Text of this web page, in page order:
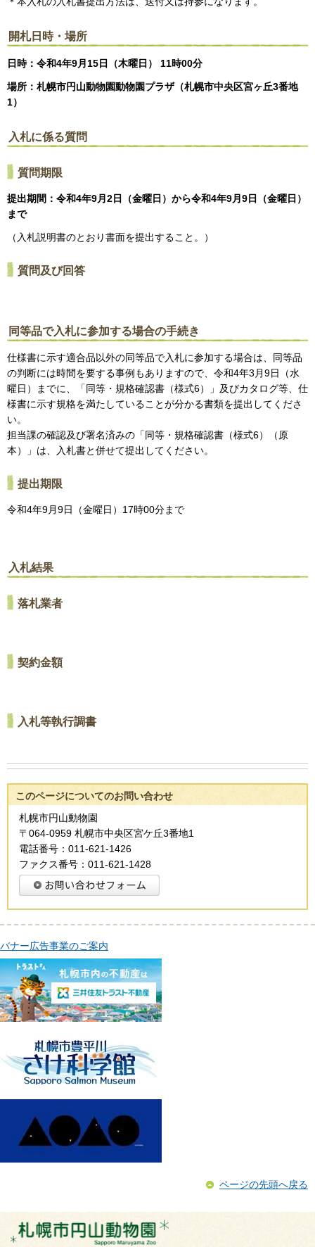
開札日時・場所
日時：令和4年9月15日（木曜日） 11時00分
場所：札幌市円山動物園動物園プラザ（札幌市中央区宮ヶ丘3番地
1）
入札に係る質問
質問期限
提出期間：令和4年9月2日（金曜日）から令和4年9月9日（金曜日）
まで
（入札説明書のとおり書面を提出すること。）
質問及び回答
同等品で入札に参加する場合の手続き
仕様書に示す適合品以外の同等品で入札に参加する場合は、同等品
の判断には時間を要する事例もありますので、令和4年3月9日（水
曜日）までに、「同等・規格確認書（様式6）」及びカタログ等、仕
様書に示す規格を満たしていることが分かる書類を提出してくださ
い。
担当課の確認及び署名済みの「同等・規格確認書（様式6）（原
本）」は、入札書と併せて提出してください。
提出期限
令和4年9月9日（金曜日）17時00分まで
入札結果
落札業者
契約金額
入札等執行調書
このページについてのお問い合わせ
札幌市円山動物園
〒064-0959 札幌市中央区宮ケ丘3番地1
電話番号：011-621-1426
ファクス番号：011-621-1428
バナー広告事業のご案内
ページの先頭へ戻る